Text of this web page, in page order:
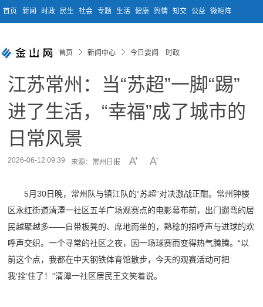
首页 新闻 时政 民生 社会 专题 生活 健康 舆情 知交 公益 微矩阵
首页 新闻中心 今日要闻 时政
江苏常州：当“苏超”一脚“踢”
进了生活，“幸福”成了城市的
日常风景
2026-06-12 09:39 来源：常州日报
5月30日晚，常州队与镇江队的“苏超”对决激战正酣。常州钟楼
区永红街道清潭一社区五羊广场观赛点的电影幕布前，出门遛弯的居
民越聚越多——自带板凳的、席地而坐的，熟稔的招呼声与进球的欢
呼声交织。一个寻常的社区之夜，因一场球赛而变得热气腾腾。“以
前这个点，我都在中天钢铁体育馆散步，今天的观赛活动可把
我‘拴’住了！”清潭一社区居民王文笑着说。